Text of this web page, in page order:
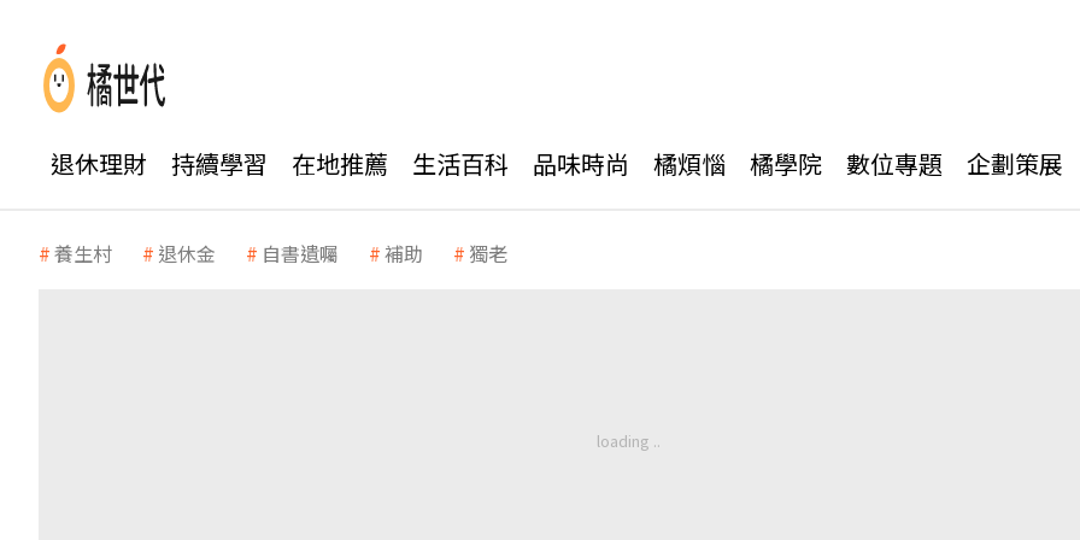
退休理財 持續學習 在地推薦 生活百科 品味時尚 橘煩惱 橘學院 數位專題 企劃策展
養生村 退休金 自書遺囑 補助 獨老